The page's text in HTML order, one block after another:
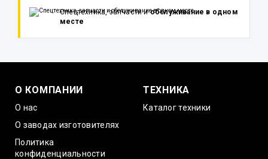
Спецтехника, запчасти иобслуживание в одном
месте
О КОМПАНИИ
О нас
О заводах изготовителях
Политика
конфиденциальности
ТЕХНИКА
Каталог техники